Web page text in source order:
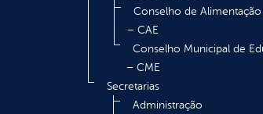
Conselho de Alimentação
– CAE
Conselho Municipal de
– CME
Secretarias
Administração